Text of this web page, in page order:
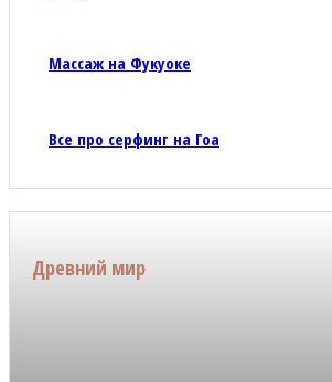
Массаж на Фукуоке
Все про серфинг на Гоа
Древний мир